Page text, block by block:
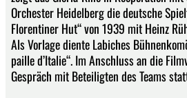
Orchester Heidelberg die deutsche
Florentiner Hut“ von 1939 mit Heinz
Als Vorlage diente Labiches
paille d’Italie“. Im Anschluss an die
Gespräch mit Beteiligten des Teams